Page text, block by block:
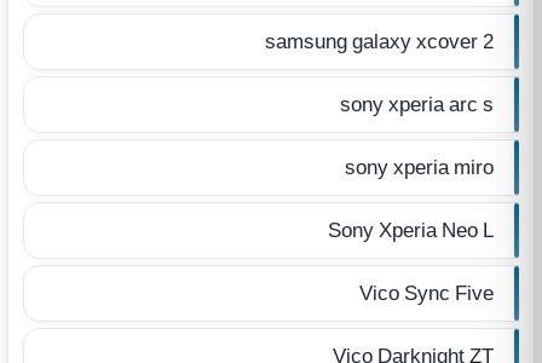
samsung galaxy xcover 2
sony xperia arc s
sony xperia miro
Sony Xperia Neo L
Vico Sync Five